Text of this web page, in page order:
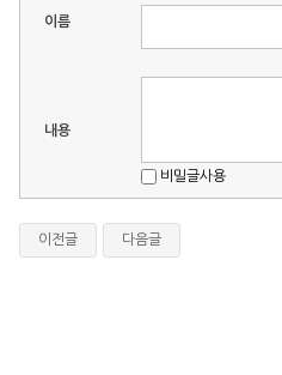
이름
내용
비밀글사용
이전글 다음글